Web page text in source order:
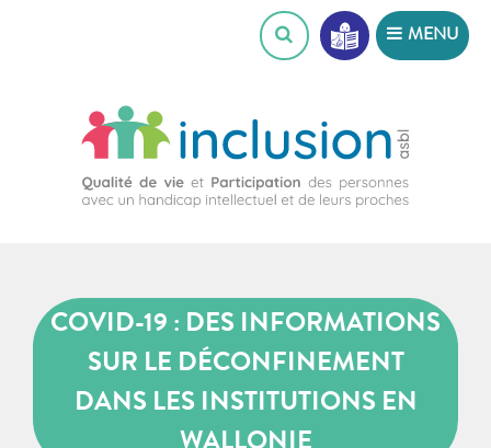
MENU
COVID-19 : DES INFORMATIONS
SUR LE DÉCONFINEMENT
DANS LES INSTITUTIONS EN